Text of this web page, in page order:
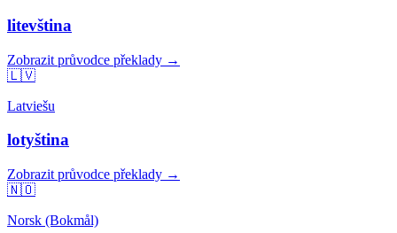
litevština
Zobrazit průvodce překlady →
🇱🇻
Latviešu
lotyština
Zobrazit průvodce překlady →
🇳🇴
Norsk (Bokmål)